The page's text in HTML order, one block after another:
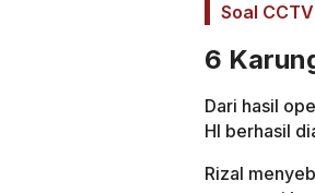
Soal
6
Dari hasil
HI berhasil
Rizal